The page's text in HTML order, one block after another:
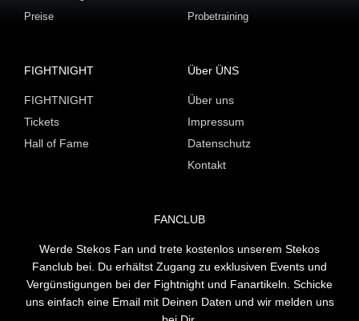
Preise
Probetraining
FIGHTNIGHT
FIGHTNIGHT
Tickets
Hall of Fame
Über ÜNS
Über uns
Impressum
Datenschutz
Kontakt
FANCLUB
Werde Stekos Fan und trete kostenlos unserem Stekos
Fanclub bei. Du erhältst Zugang zu exklusiven Events und
Vergünstigungen bei der Fightnight und Fanartikeln. Schicke
uns einfach eine Email mit Deinen Daten und wir melden uns